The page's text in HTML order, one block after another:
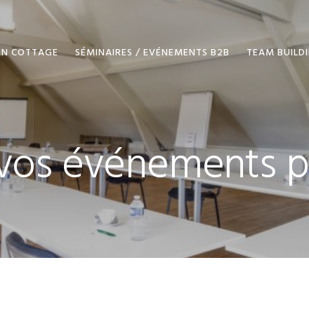
COTTAGE SÉMINAIRES / EVÉNEMENTS B2B TEAM
événements